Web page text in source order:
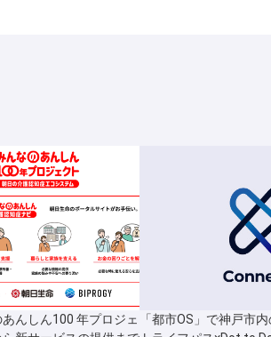
んしん100 年プロジェ
「都市OS」で神戸市